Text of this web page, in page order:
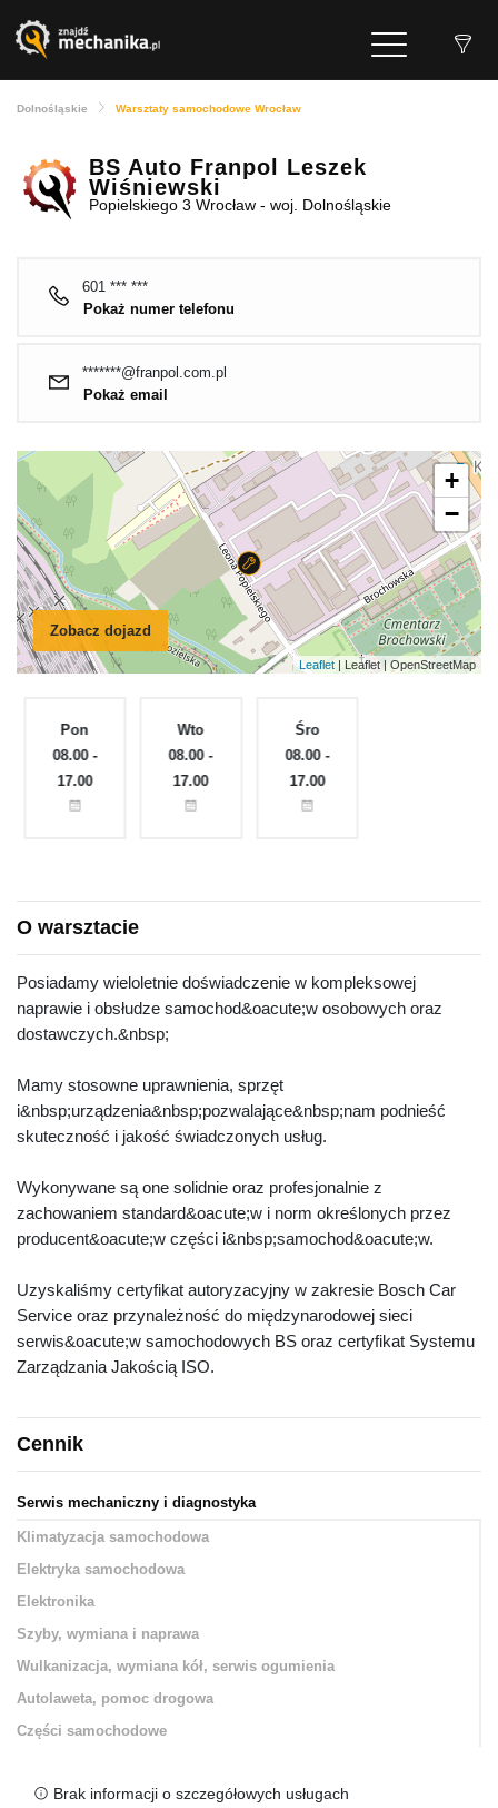
Dolnośląskie Warsztaty samochodowe Wrocław
BS Auto Franpol Leszek
Wiśniewski
Popielskiego 3 Wrocław - woj. Dolnośląskie
601 *** ***
Pokaż numer telefonu
*******@franpol.com.pl
Pokaż email
Zobacz dojazd
+
−
Leaflet | Leaflet | OpenStreetMap
Pon
08.00 -
17.00
Wto
08.00 -
17.00
Śro
08.00 -
17.00
O warsztacie
Posiadamy wieloletnie doświadczenie w kompleksowej
naprawie i obsłudze samochod&oacute;w osobowych oraz
dostawczych.&nbsp;
Mamy stosowne uprawnienia, sprzęt
i&nbsp;urządzenia&nbsp;pozwalające&nbsp;nam podnieść
skuteczność i jakość świadczonych usług.
Wykonywane są one solidnie oraz profesjonalnie z
zachowaniem standard&oacute;w i norm określonych przez
producent&oacute;w części i&nbsp;samochod&oacute;w.
Uzyskaliśmy certyfikat autoryzacyjny w zakresie Bosch Car
Service oraz przynależność do międzynarodowej sieci
serwis&oacute;w samochodowych BS oraz certyfikat Systemu
Zarządzania Jakością ISO.
Cennik
Serwis mechaniczny i diagnostyka
Klimatyzacja samochodowa
Elektryka samochodowa
Elektronika
Szyby, wymiana i naprawa
Wulkanizacja, wymiana kół, serwis ogumienia
Autolaweta, pomoc drogowa
Części samochodowe
Brak informacji o szczegółowych usługach